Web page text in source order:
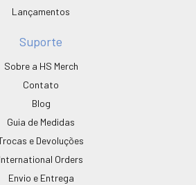
Lançamentos
Suporte
Sobre a HS Merch
Contato
Blog
Guia de Medidas
e Devoluções
International Orders
Envio e Entrega